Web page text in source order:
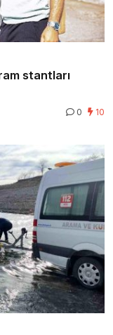
stantları
0 10